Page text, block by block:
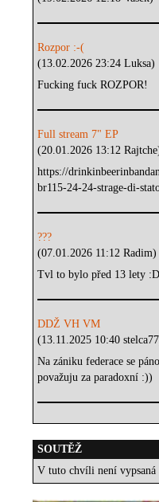
Rozpor :-(
(13.02.2026 23:24 Luksa)
Fucking fuck ROZPOR!
Full stream 7" EP
(20.01.2026 13:12
https://
br115-24-24-strage-di-
???
(07.01.2026 11:12 Radim)
Tvl to bylo před 13 lety :D
DDŽ VH VM
(13.11.2025 10:40
Na zániku federace se
považuju za paradoxní :))
SOUTĚŽ
V tuto chvíli není vypsaná